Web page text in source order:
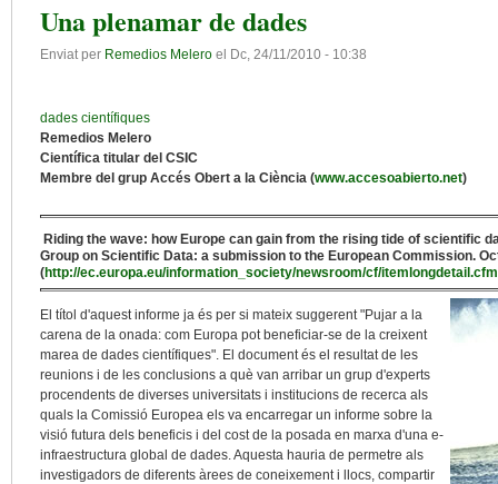
Una plenamar de dades
Enviat per Remedios Melero el Dc, 24/11/2010 - 10:38
dades científiques
Remedios Melero
Científica titular del CSIC
Membre del grup Accés Obert a la Ciència (www.accesoabierto.net)
Riding the wave: how Europe can gain from the rising tide of scientific
Group on Scientific Data: a submission to the European Commission.
(http://ec.europa.eu/information_society/newsroom/cf/
El títol d'aquest informe ja és per si mateix suggerent "Pujar a la
carena de la onada: com Europa pot beneficiar-se de la creixent
marea de dades científiques". El document és el resultat de les
reunions i de les conclusions a què van arribar un grup d'experts
procendents de diverses universitats i institucions de recerca als
quals la Comissió Europea els va encarregar un informe sobre la
visió futura dels beneficis i del cost de la posada en marxa d'una e-
infraestructura global de dades. Aquesta hauria de permetre als
investigadors de diferents àrees de coneixement i llocs, compartir